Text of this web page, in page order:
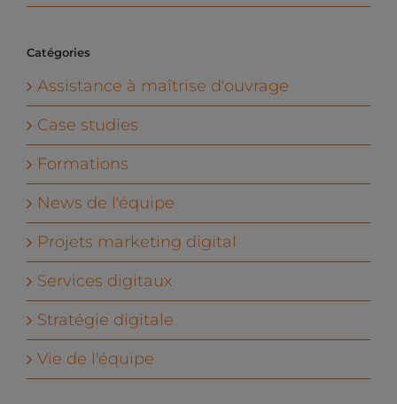
Catégories
Assistance à maîtrise d'ouvrage
Case studies
Formations
News de l'équipe
Projets marketing digital
Services digitaux
Stratégie digitale
Vie de l'équipe